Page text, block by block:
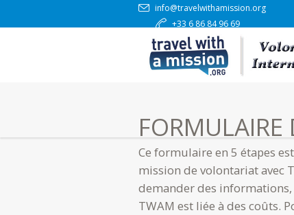
info@travelwithamission.org
+33 6 86 84 96 69
FORMULAIRE
Ce formulaire en 5 étapes
mission de volontariat avec
demander des
TWAM est liée à des coûts.